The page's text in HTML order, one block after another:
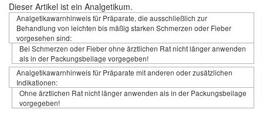
Dieser Artikel ist ein Analgetikum.
Analgetikawarnhinweis für Präparate, die ausschließlich zur
Behandlung von leichten bis mäßig starken Schmerzen oder Fieber
vorgesehen sind:
Bei Schmerzen oder Fieber ohne ärztlichen Rat nicht länger anwenden
als in der Packungsbeilage vorgegeben!
Analgetikawarnhinweis für Präparate mit anderen oder zusätzlichen
Indikationen:
Ohne ärztlichen Rat nicht länger anwenden als in der Packungsbeilage
vorgegeben!